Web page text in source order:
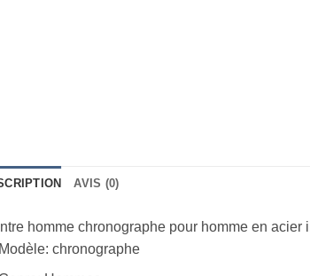
AVIS (0)
homme chronographe pour homme en acier
chronographe